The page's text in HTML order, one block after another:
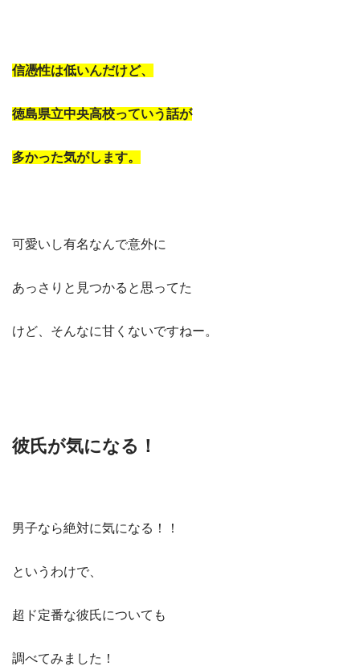
信憑性は低いんだけど、
徳島県立中央高校っていう話が
多かった気がします。
可愛いし有名なんで意外に
あっさりと見つかると思ってた
けど、そんなに甘くないですねー。
彼氏が気になる！
男子なら絶対に気になる！！
というわけで、
超ド定番な彼氏についても
調べてみました！